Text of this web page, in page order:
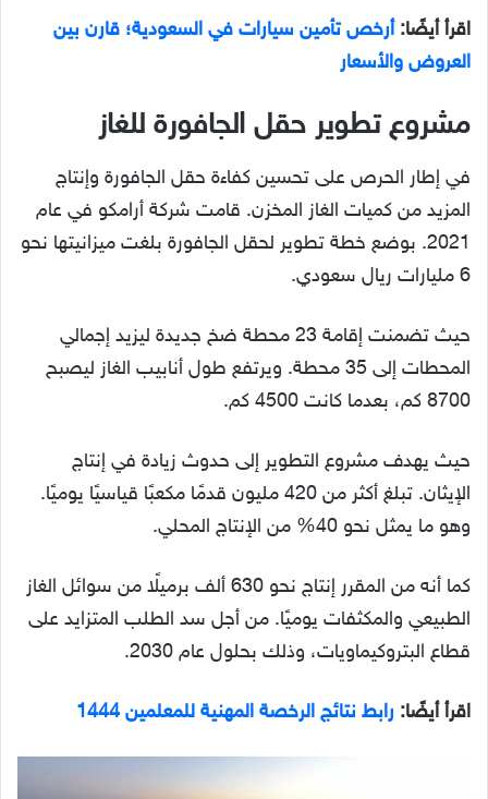
اقرأ أيضًا: أرخص تأمين سيارات في السعودية؛ قارن بين
العروض والأسعار
مشروع تطوير حقل الجافورة للغاز
في إطار الحرص على تحسين كفاءة حقل الجافورة وإنتاج
المزيد من كميات الغاز المخزن. قامت شركة أرامكو في عام
2021. بوضع خطة تطوير لحقل الجافورة بلغت ميزانيتها نحو
6 مليارات ريال سعودي.
حيث تضمنت إقامة 23 محطة ضخ جديدة ليزيد إجمالي
المحطات إلى 35 محطة. ويرتفع طول أنابيب الغاز ليصبح
8700 كم، بعدما كانت 4500 كم.
حيث يهدف مشروع التطوير إلى حدوث زيادة في إنتاج
الإيثان. تبلغ أكثر من 420 مليون قدمًا مكعبًا قياسيًا يوميًا.
وهو ما يمثل نحو 40% من الإنتاج المحلي.
كما أنه من المقرر إنتاج نحو 630 ألف برميلًا من سوائل الغاز
الطبيعي والمكثفات يوميًا. من أجل سد الطلب المتزايد على
قطاع البتروكيماويات، وذلك بحلول عام 2030.
اقرأ أيضًا: رابط نتائج الرخصة المهنية للمعلمين 1444